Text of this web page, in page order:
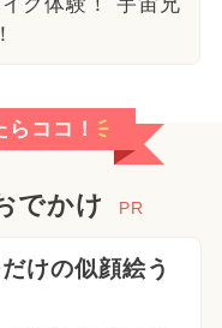
ク体験！ 宇宙兄
ココ！
でかけ PR
けの似顔絵う